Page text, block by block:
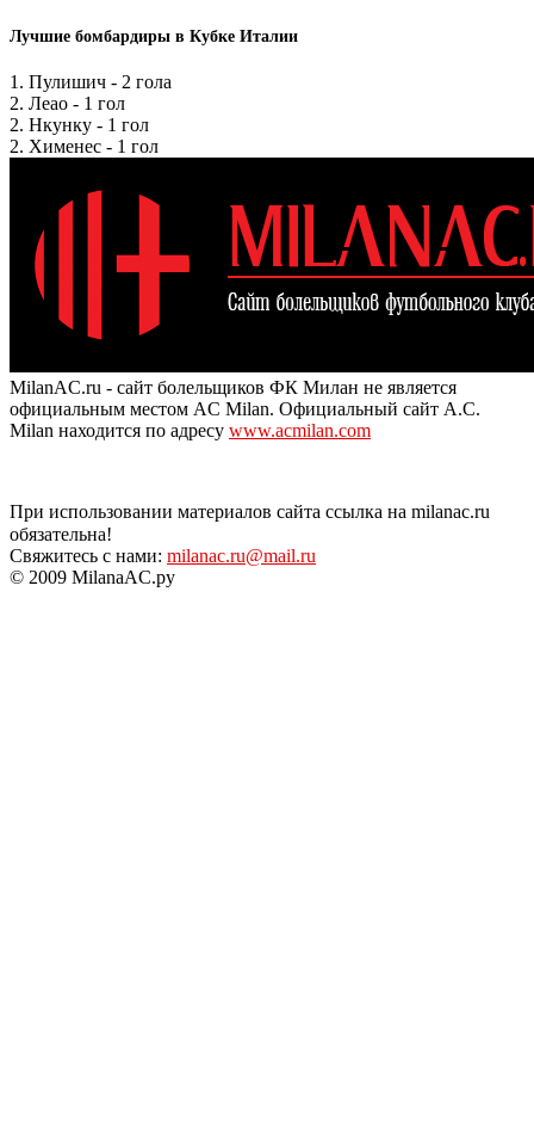
Лучшие бомбардиры в Кубке Италии
1. Пулишич - 2 гола
2. Леао - 1 гол
2. Нкунку - 1 гол
2. Хименес - 1 гол
MilanAC.ru - сайт болельщиков ФК Милан не является
официальным местом AC Milan. Официальный сайт A.C.
Milan находится по адресу www.acmilan.com
При использовании материалов сайта ссылка на milanac.ru
обязательна!
Свяжитесь с нами: milanac.ru@mail.ru
© 2009 MilanaAC.ру